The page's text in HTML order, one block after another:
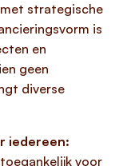
strategische
is
en
geen
diverse
iedereen:
voor